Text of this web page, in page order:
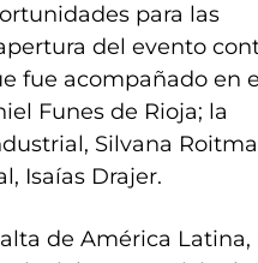
para las
del evento
fue acompañado en
Funes de Rioja; la
Silvana
Isaías Drajer.
de América Latina,